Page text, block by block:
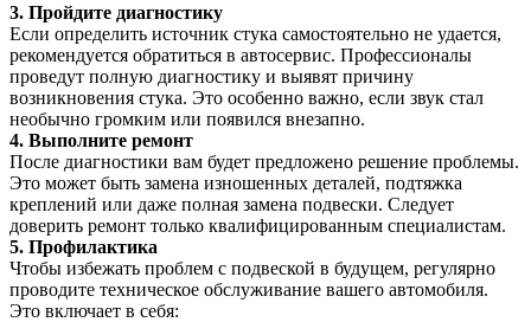
3. Пройдите диагностику
Если определить источник стука самостоятельно не удается,
рекомендуется обратиться в автосервис. Профессионалы
проведут полную диагностику и выявят причину
возникновения стука. Это особенно важно, если звук стал
необычно громким или появился внезапно.
4. Выполните ремонт
После диагностики вам будет предложено решение проблемы.
Это может быть замена изношенных деталей, подтяжка
креплений или даже полная замена подвески. Следует
доверить ремонт только квалифицированным специалистам.
5. Профилактика
Чтобы избежать проблем с подвеской в будущем, регулярно
проводите техническое обслуживание вашего автомобиля.
Это включает в себя: